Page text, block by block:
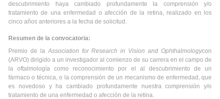
descubrimiento haya cambiado profundamente la comprensión y/o
tratamiento de una enfermedad o afección de la retina, realizado en los
cinco años anteriores a la fecha de solicitud.
Resumen de la convocatoria:
Premio de laAssociation for Research in Vision and Ophthalmologycon
(ARVO) dirigido a un investigador al comienzo de su carrera en el campo de
la oftalmología como reconocimiento por el al descubrimiento de un
fármaco o técnica, o la comprensión de un mecanismo de enfermedad, que
es novedoso y ha cambiado profundamente nuestra comprensión y/o
tratamiento de una enfermedad o afección de la retina.